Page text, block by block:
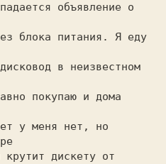
объявление о
блока питания. Я еду
в неизвестном
покупаю и дома
у меня нет, но
дискету от